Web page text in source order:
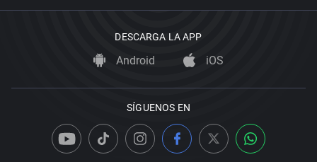
DESCARGA LA APP
Android iOS
SÍGUENOS EN